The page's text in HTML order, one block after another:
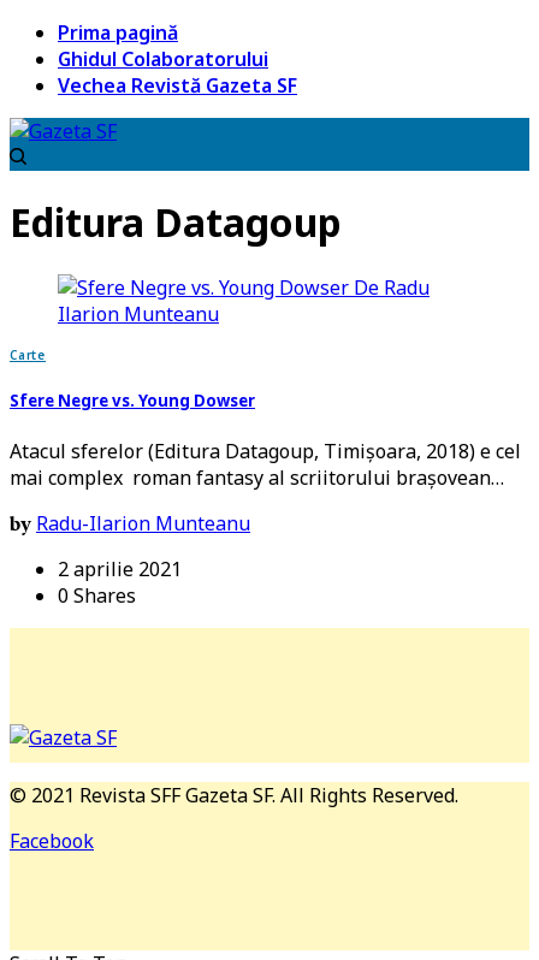
Prima pagină
Ghidul Colaboratorului
Vechea Revistă Gazeta SF
Editura Datagoup
Carte
Sfere Negre vs. Young Dowser
Atacul sferelor (Editura Datagoup, Timişoara, 2018) e cel
mai complex roman fantasy al scriitorului braşovean…
by Radu-Ilarion Munteanu
2 aprilie 2021
0 Shares
© 2021 Revista SFF Gazeta SF. All Rights Reserved.
Facebook